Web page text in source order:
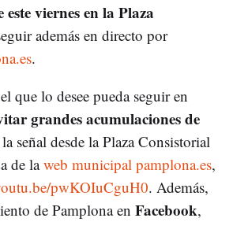
viernes en la Plaza
además en directo por
.
que lo desee pueda seguir en
grandes acumulaciones de
señal desde la Plaza Consistorial
de laweb municipal pamplona.es,
pwKOIuCguH0. Además,
de Pamplona en Facebook,